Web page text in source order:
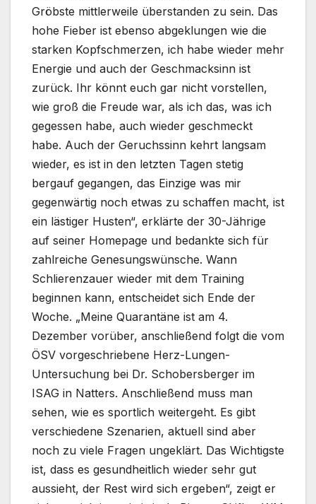
Gröbste mittlerweile überstanden zu sein. Das
hohe Fieber ist ebenso abgeklungen wie die
starken Kopfschmerzen, ich habe wieder mehr
Energie und auch der Geschmacksinn ist
zurück. Ihr könnt euch gar nicht vorstellen,
wie groß die Freude war, als ich das, was ich
gegessen habe, auch wieder geschmeckt
habe. Auch der Geruchssinn kehrt langsam
wieder, es ist in den letzten Tagen stetig
bergauf gegangen, das Einzige was mir
gegenwärtig noch etwas zu schaffen macht, ist
ein lästiger Husten“, erklärte der 30-Jährige
auf seiner Homepage und bedankte sich für
zahlreiche Genesungswünsche. Wann
Schlierenzauer wieder mit dem Training
beginnen kann, entscheidet sich Ende der
Woche. „Meine Quarantäne ist am 4.
Dezember vorüber, anschließend folgt die vom
ÖSV vorgeschriebene Herz-Lungen-
Untersuchung bei Dr. Schobersberger im
ISAG in Natters. Anschließend muss man
sehen, wie es sportlich weitergeht. Es gibt
verschiedene Szenarien, aktuell sind aber
noch zu viele Fragen ungeklärt. Das Wichtigste
ist, dass es gesundheitlich wieder sehr gut
aussieht, der Rest wird sich ergeben“, zeigt er